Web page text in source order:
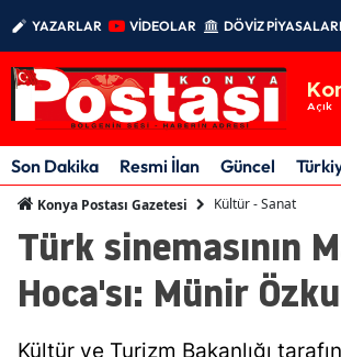
YAZARLAR VİDEOLAR DÖVİZ PİYASALARI
Açık
Son Dakika Resmi İlan Güncel
Konya Postası Gazetesi Kültür - Sanat
Türk sinemasının
Hoca'sı: Münir
Kültür ve Turizm Bakanlığı